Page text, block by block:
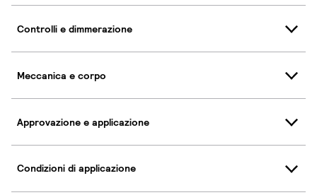
Controlli e dimmerazione
Meccanica e corpo
Approvazione e applicazione
Condizioni di applicazione